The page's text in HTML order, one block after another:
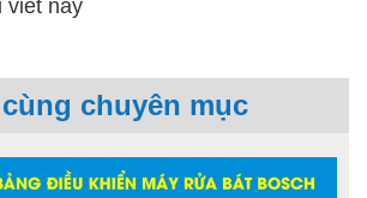
viết này
chuyên mục